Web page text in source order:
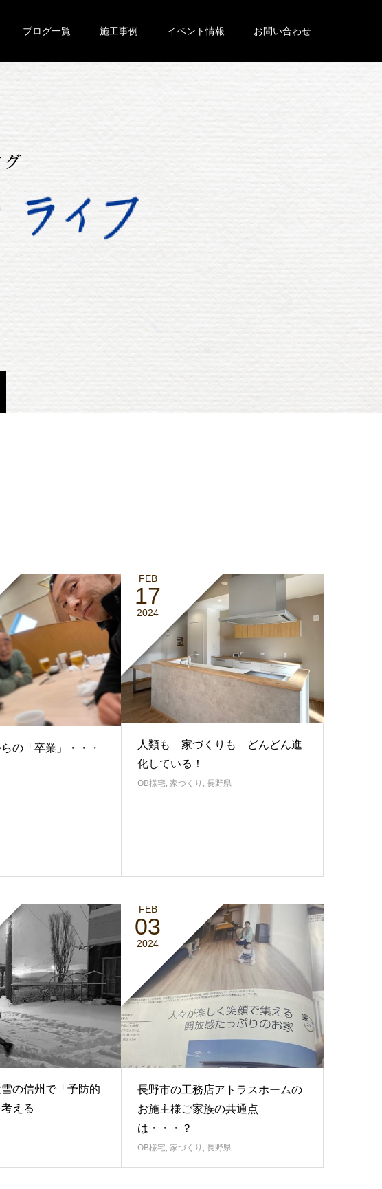
ブログ一覧 施工事例 イベント情報 お問い合わせ
の「卒業」・・・
FEB
17
2024
人類も 家づくりも どんどん進
化している！
OB様宅, 家づくり , 長野県
の信州で「予防的
える
FEB
03
2024
長野市の工務店アトラスホームの
お施主様ご家族の共通点
は・・・？
OB様宅, 家づくり , 長野県